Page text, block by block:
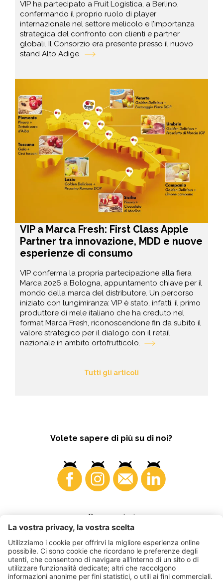
VIP ha partecipato a Fruit Logistica, a Berlino,
confermando il proprio ruolo di player
internazionale nel settore melicolo e l’importanza
strategica del confronto con clienti e partner
globali. Il Consorzio era presente presso il nuovo
stand Alto Adige.
VIP a Marca Fresh: First Class Apple
Partner tra innovazione, MDD e nuove
esperienze di consumo
VIP conferma la propria partecipazione alla fiera
Marca 2026 a Bologna, appuntamento chiave per il
mondo della marca del distributore. Un percorso
iniziato con lungimiranza: VIP è stato, infatti, il primo
produttore di mele italiano che ha creduto nel
format Marca Fresh, riconoscendone fin da subito il
valore strategico per il dialogo con il retail
nazionale in ambito ortofrutticolo.
Tutti gli articoli
Volete sapere di più su di noi?
Consumatori